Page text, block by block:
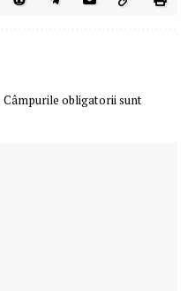
Câmpurile obligatorii sunt